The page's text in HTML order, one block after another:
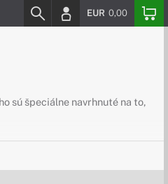
EUR 0,00
sú špeciálne navrhnuté na to,